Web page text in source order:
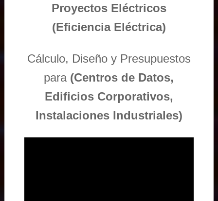
Proyectos Eléctricos
(Eficiencia Eléctrica)
Cálculo, Diseño y Presupuestos
para (Centros de Datos,
Edificios Corporativos,
Instalaciones Industriales)